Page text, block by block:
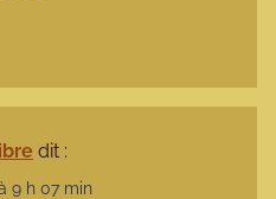
dit :
9 h 07 min